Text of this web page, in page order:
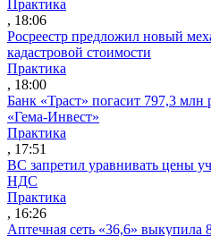
Практика
, 18:06
Росреестр предложил новый
кадастровой стоимости
Практика
, 18:00
Банк «Траст» погасит 797,3
«Гема-Инвест»
Практика
, 17:51
ВС запретил уравнивать цены
НДС
Практика
, 16:26
Аптечная сеть «36,6» выкупила